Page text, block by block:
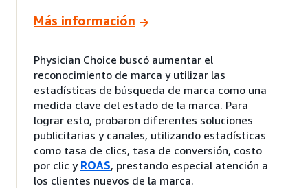
Más información
Physician Choice buscó aumentar el
reconocimiento de marca y utilizar las
estadísticas de búsqueda de marca como una
medida clave del estado de la marca. Para
lograr esto, probaron diferentes soluciones
publicitarias y canales, utilizando estadísticas
como tasa de clics, tasa de conversión, costo
por clic y ROAS, prestando especial atención a
los clientes nuevos de la marca.